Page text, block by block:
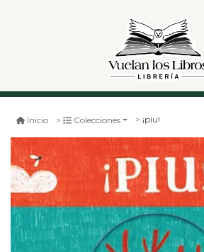
Inicio Colecciones ¡piu!